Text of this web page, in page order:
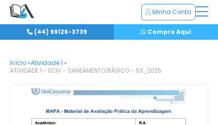
Minha Conta
(44) 99126-3739 Compre Aqui
Início »Atividade 1 »
ATIVIDADE 1 - ECIV - SANEAMENTO BÁSICO - 53_2025